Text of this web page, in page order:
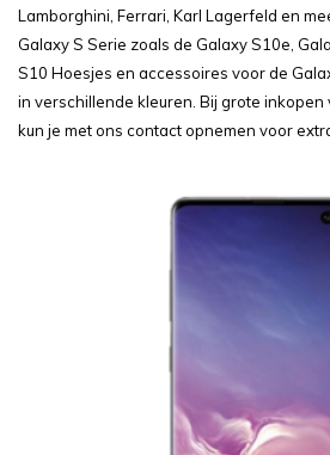
Lamborghini, Ferrari, Karl Lagerfeld en
Galaxy S Serie zoals de Galaxy S10e,
S10 Hoesjes en accessoires voor de
in verschillende kleuren. Bij grote
kun je met ons contact opnemen voor